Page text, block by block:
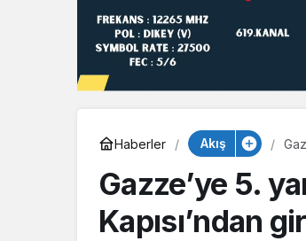
Haberler Akış
Gazze’ye 5.
Kapısı’ndan